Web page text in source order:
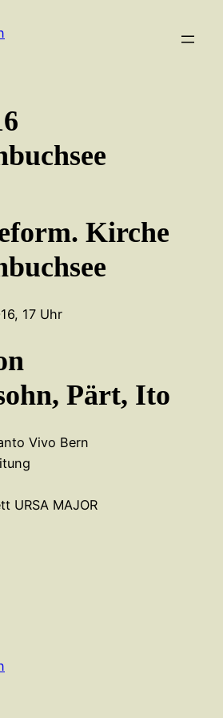
Kirche
17 Uhr
Pärt, Ito
Vivo Bern
URSA MAJOR